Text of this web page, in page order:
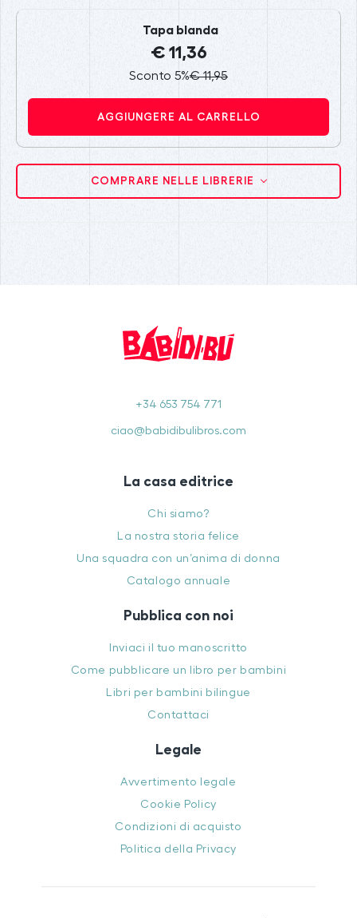
Tapa blanda
€ 11,36
Sconto 5%€ 11,95
AGGIUNGERE AL CARRELLO
COMPRARE NELLE LIBRERIE
+34 653 754 771
ciao@babidibulibros.com
La casa editrice
Chi siamo?
La nostra storia felice
Una squadra con un’anima di donna
Catalogo annuale
Pubblica con noi
Inviaci il tuo manoscritto
Come pubblicare un libro per bambini
Libri per bambini bilingue
Contattaci
Legale
Avvertimento legale
Cookie Policy
Condizioni di acquisto
Politica della Privacy